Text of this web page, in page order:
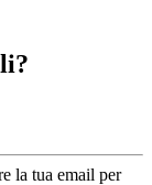
la tua email per